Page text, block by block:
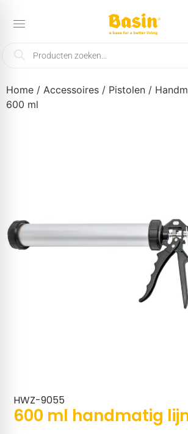
Home / Accessoires / Pistolen /
600 ml
HWZ-9055
600 ml handmatig